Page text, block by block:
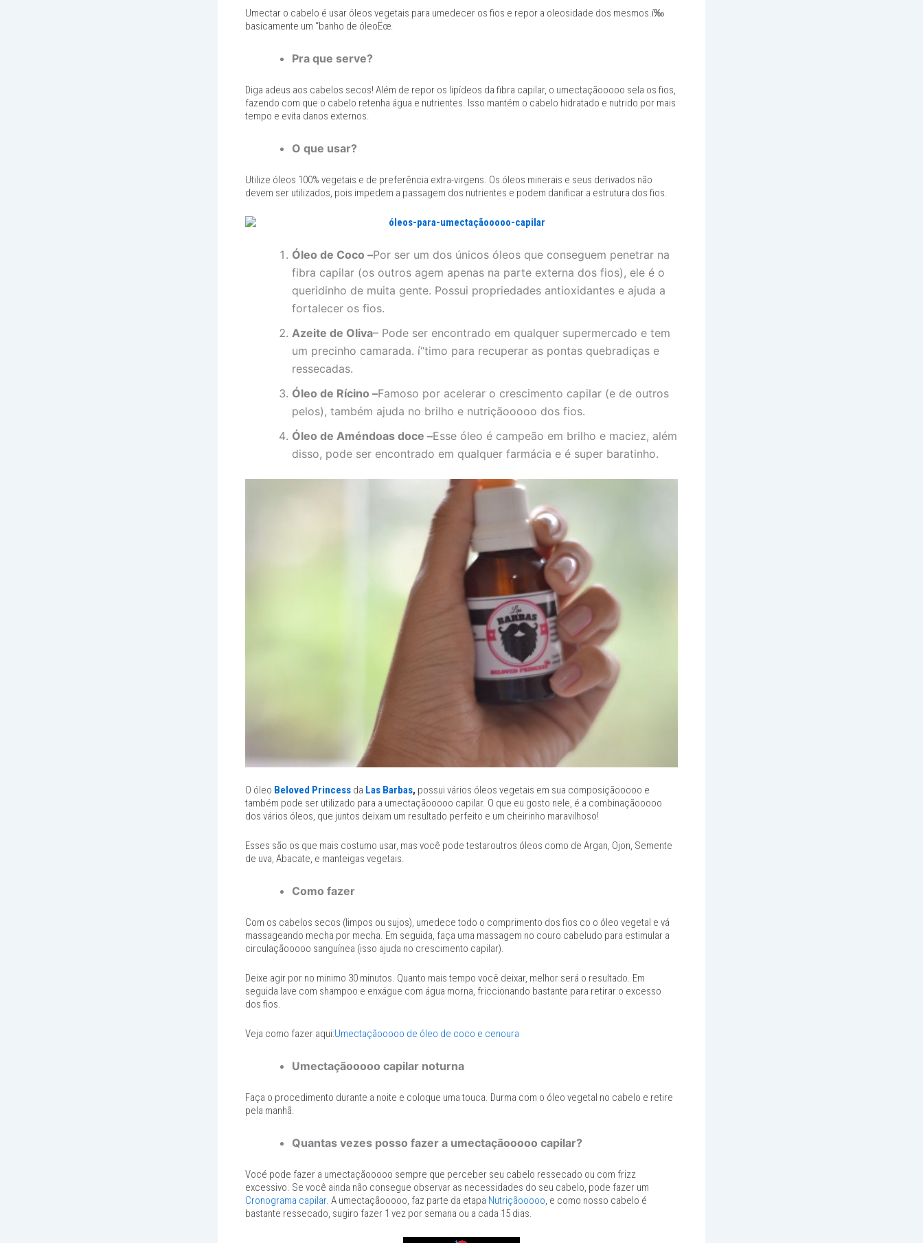
Umectar o cabelo é usar óleos vegetais para umedecer os fios e repor a oleosidade dos mesmos.í‰
basicamente um “banho de óleoËœ.
Pra que serve?
Diga adeus aos cabelos secos! Além de repor os lipídeos da fibra capilar, o umectaçãooooo sela os fios,
fazendo com que o cabelo retenha água e nutrientes. Isso mantém o cabelo hidratado e nutrido por mais
tempo e evita danos externos.
O que usar?
Utilize óleos 100% vegetais e de preferência extra-virgens. Os óleos minerais e seus derivados não
devem ser utilizados, pois impedem a passagem dos nutrientes e podem danificar a estrutura dos fios.
Óleo de Coco –Por ser um dos únicos óleos que conseguem penetrar na
fibra capilar (os outros agem apenas na parte externa dos fios), ele é o
queridinho de muita gente. Possui propriedades antioxidantes e ajuda a
fortalecer os fios.
Azeite de Oliva– Pode ser encontrado em qualquer supermercado e tem
um precinho camarada. í“timo para recuperar as pontas quebradiças e
ressecadas.
Óleo de Rícino –Famoso por acelerar o crescimento capilar (e de outros
pelos), também ajuda no brilho e nutriçãooooo dos fios.
Óleo de Améndoas doce –Esse óleo é campeão em brilho e maciez, além
disso, pode ser encontrado em qualquer farmácia e é super baratinho.
O óleo Beloved Princess da Las Barbas, possui vários óleos vegetais em sua composiçãooooo e
também pode ser utilizado para a umectaçãooooo capilar. O que eu gosto nele, é a combinaçãooooo
dos vários óleos, que juntos deixam um resultado perfeito e um cheirinho maravilhoso!
Esses são os que mais costumo usar, mas você pode testaroutros óleos como de Argan, Ojon, Semente
de uva, Abacate, e manteigas vegetais.
Como fazer
Com os cabelos secos (limpos ou sujos), umedece todo o comprimento dos fios co o óleo vegetal e vá
massageando mecha por mecha. Em seguida, faça uma massagem no couro cabeludo para estimular a
circulaçãooooo sanguínea (isso ajuda no crescimento capilar).
Deixe agir por no minimo 30 minutos. Quanto mais tempo você deixar, melhor será o resultado. Em
seguida lave com shampoo e enxágue com água morna, friccionando bastante para retirar o excesso
dos fios.
Veja como fazer aqui:Umectaçãooooo de óleo de coco e cenoura
Umectaçãooooo capilar noturna
Faça o procedimento durante a noite e coloque uma touca. Durma com o óleo vegetal no cabelo e retire
pela manhã.
Quantas vezes posso fazer a umectaçãooooo capilar?
Vocé pode fazer a umectaçãooooo sempre que perceber seu cabelo ressecado ou com frizz
excessivo. Se você ainda não consegue observar as necessidades do seu cabelo, pode fazer um
Cronograma capilar. A umectaçãooooo, faz parte da etapa Nutriçãooooo, e como nosso cabelo é
bastante ressecado, sugiro fazer 1 vez por semana ou a cada 15 dias.